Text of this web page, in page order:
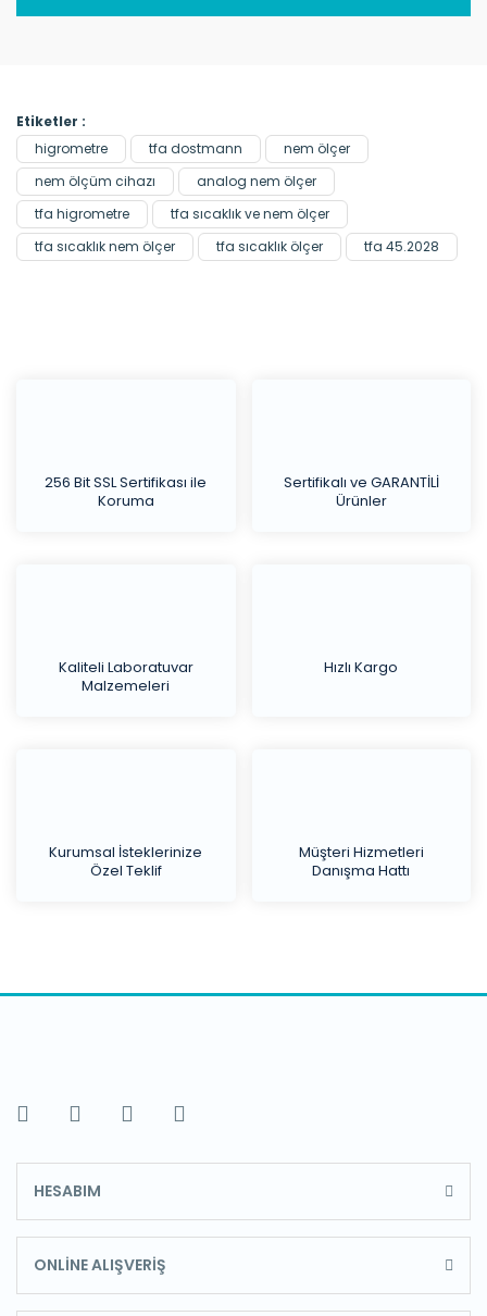
Etiketler :
higrometre
tfa dostmann
nem ölçer
nem ölçüm cihazı
analog nem ölçer
tfa higrometre
tfa sıcaklık ve nem ölçer
tfa sıcaklık nem ölçer
tfa sıcaklık ölçer tfa 45.2028
256 Bit SSL Sertifikası ile
Koruma
Sertifikalı ve GARANTİLİ
Ürünler
Kaliteli Laboratuvar
Malzemeleri
Hızlı Kargo
Kurumsal İsteklerinize
Özel Teklif
Müşteri Hizmetleri
Danışma Hattı
HESABIM
ONLİNE ALIŞVERİŞ